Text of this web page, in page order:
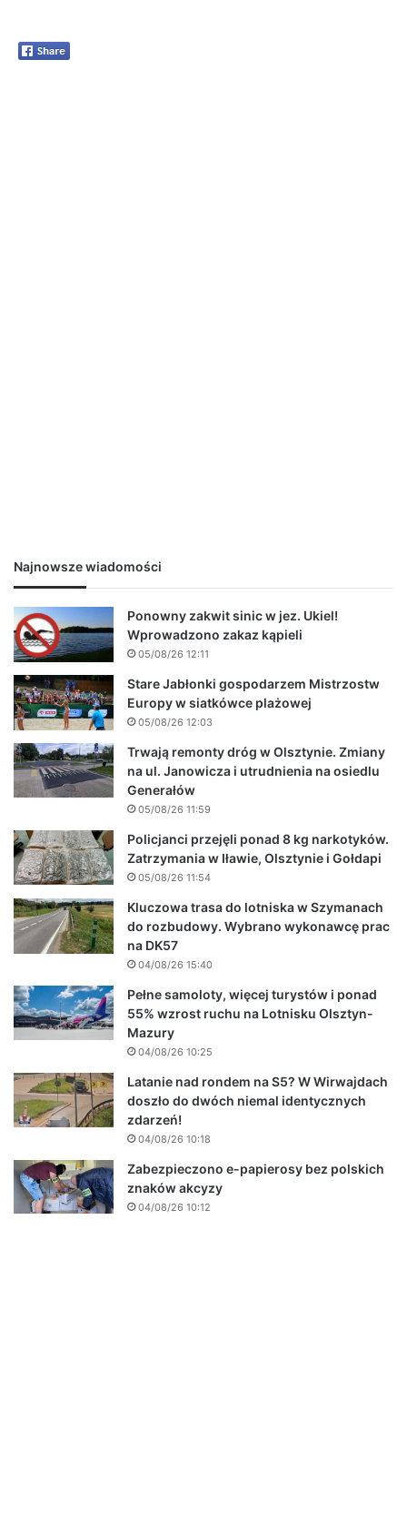
Najnowsze wiadomości
Ponowny zakwit sinic w jez. Ukiel!
Wprowadzono zakaz kąpieli
05/08/26 12:11
Stare Jabłonki gospodarzem Mistrzostw
Europy w siatkówce plażowej
05/08/26 12:03
Trwają remonty dróg w Olsztynie. Zmiany
na ul. Janowicza i utrudnienia na osiedlu
Generałów
05/08/26 11:59
Policjanci przejęli ponad 8 kg narkotyków.
Zatrzymania w Iławie, Olsztynie i Gołdapi
05/08/26 11:54
Kluczowa trasa do lotniska w Szymanach
do rozbudowy. Wybrano wykonawcę prac
na DK57
04/08/26 15:40
Pełne samoloty, więcej turystów i ponad
55% wzrost ruchu na Lotnisku Olsztyn-
Mazury
04/08/26 10:25
Latanie nad rondem na S5? W Wirwajdach
doszło do dwóch niemal identycznych
zdarzeń!
04/08/26 10:18
Zabezpieczono e-papierosy bez polskich
znaków akcyzy
04/08/26 10:12